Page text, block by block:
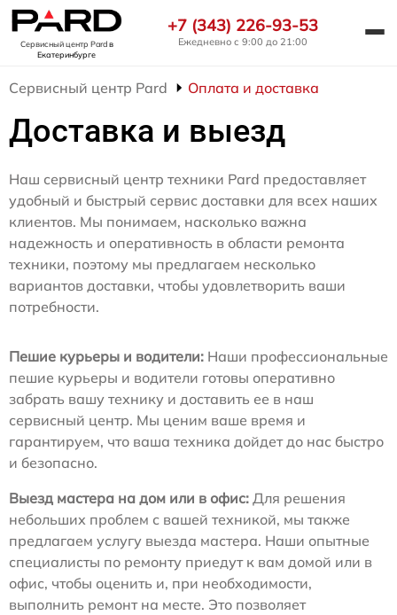
Сервисный центр Pardв
Екатеринбурге
+7 (343) 226-93-53
Ежедневно с 9:00 до 21:00
Сервисный центр Pard Оплата и доставка
Доставка и выезд
Наш сервисный центр техники Pard предоставляет
удобный и быстрый сервис доставки для всех наших
клиентов. Мы понимаем, насколько важна
надежность и оперативность в области ремонта
техники, поэтому мы предлагаем несколько
вариантов доставки, чтобы удовлетворить ваши
потребности.
Пешие курьеры и водители: Наши профессиональные
пешие курьеры и водители готовы оперативно
забрать вашу технику и доставить ее в наш
сервисный центр. Мы ценим ваше время и
гарантируем, что ваша техника дойдет до нас быстро
и безопасно.
Выезд мастера на дом или в офис: Для решения
небольших проблем с вашей техникой, мы также
предлагаем услугу выезда мастера. Наши опытные
специалисты по ремонту приедут к вам домой или в
офис, чтобы оценить и, при необходимости,
выполнить ремонт на месте. Это позволяет